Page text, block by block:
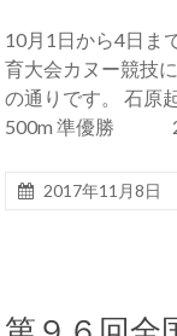
10月1日から4日ま
育大会カヌー競技
の通りです。 石原
500m 準優勝
2017年11月8日